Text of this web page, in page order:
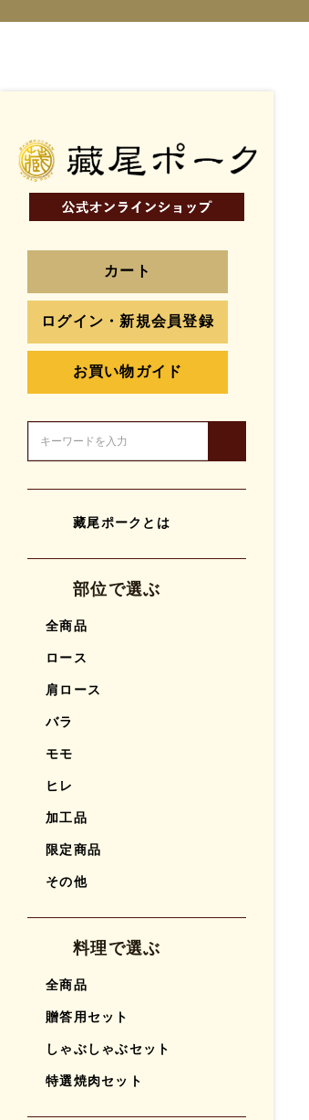
カート
ログイン・新規会員登録
お買い物ガイド
藏尾ポークとは
部位で選ぶ
全商品
ロース
肩ロース
バラ
モモ
ヒレ
加工品
限定商品
その他
料理で選ぶ
全商品
贈答用セット
しゃぶしゃぶセット
特選焼肉セット